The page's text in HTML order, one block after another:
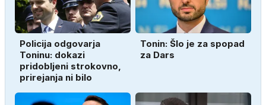
Policija odgovarja
Toninu: dokazi
pridobljeni strokovno,
prirejanja ni bilo
Tonin: Šlo je za spopad
za Dars